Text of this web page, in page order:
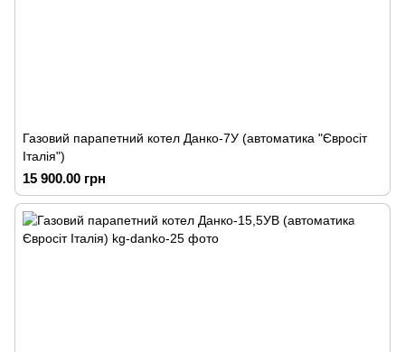
Газовий парапетний котел Данко-7У (автоматика "Євросіт
Італія")
15 900.00 грн